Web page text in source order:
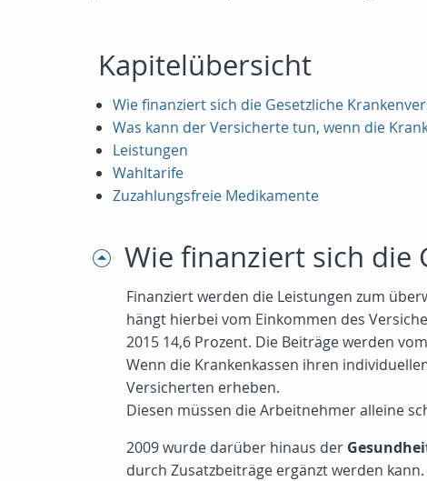
Kapitelübersicht
Wie finanziert sich die Gesetzliche
Was kann der Versicherte tun, wenn die
Leistungen
Wahltarife
Zuzahlungsfreie Medikamente
Wie finanziert sich die
Finanziert werden die Leistungen zum
hängt hierbei vom Einkommen des
2015 14,6 Prozent. Die Beiträge werden
Wenn die Krankenkassen ihren
Versicherten erheben.
Diesen müssen die Arbeitnehmer alleine
2009 wurde darüber hinaus der
durch Zusatzbeiträge ergänzt werden